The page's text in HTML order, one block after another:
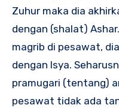
Zuhur maka dia
dengan (shalat)
magrib di pesawat,
dengan Isya.
pramugari (tentang)
pesawat tidak ada